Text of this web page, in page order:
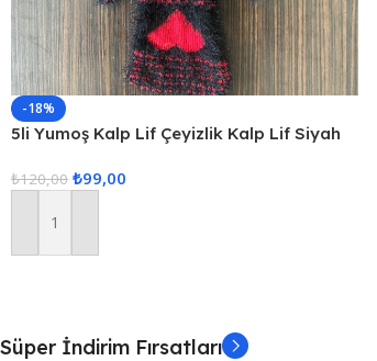
-18%
5li Yumoş Kalp Lif Çeyizlik Kalp Lif Siyah
₺120,00 ₺99,00
Sepete Ekle
Süper İndirim Fırsatları